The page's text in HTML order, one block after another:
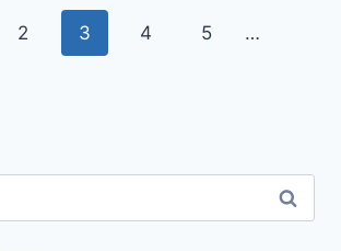
DATA,
STUPID!»
2 3 4 5 …